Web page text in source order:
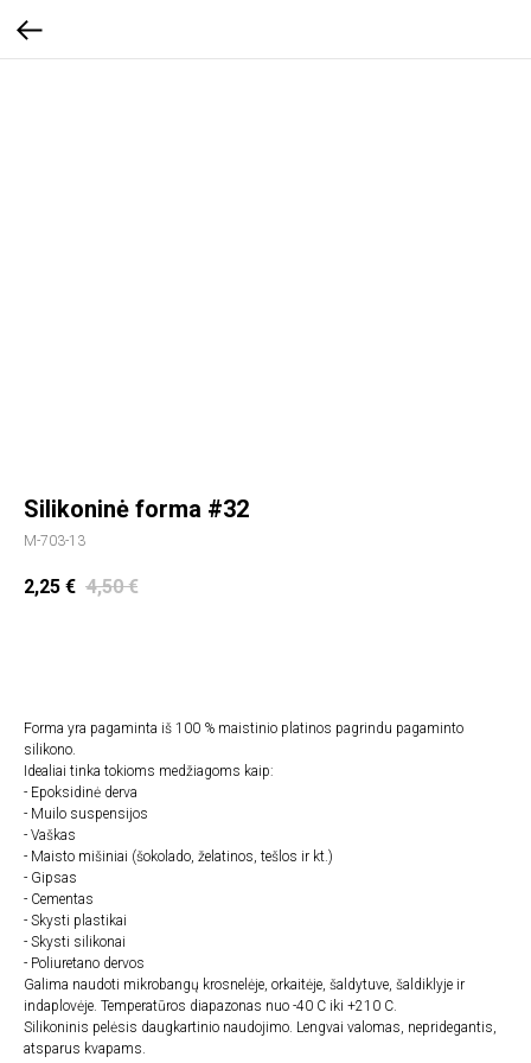
Silikoninė forma #32
M-703-13
2,25 € 4,50 €
Forma yra pagaminta iš 100 % maistinio platinos pagrindu pagaminto
silikono.
Idealiai tinka tokioms medžiagoms kaip:
- Epoksidinė derva
- Muilo suspensijos
- Vaškas
- Maisto mišiniai (šokolado, želatinos, tešlos ir kt.)
- Gipsas
- Cementas
- Skysti plastikai
- Skysti silikonai
- Poliuretano dervos
Galima naudoti mikrobangų krosnelėje, orkaitėje, šaldytuve, šaldiklyje ir
indaplovėje. Temperatūros diapazonas nuo -40 C iki +210 C.
Silikoninis pelėsis daugkartinio naudojimo. Lengvai valomas, nepridegantis,
atsparus kvapams.